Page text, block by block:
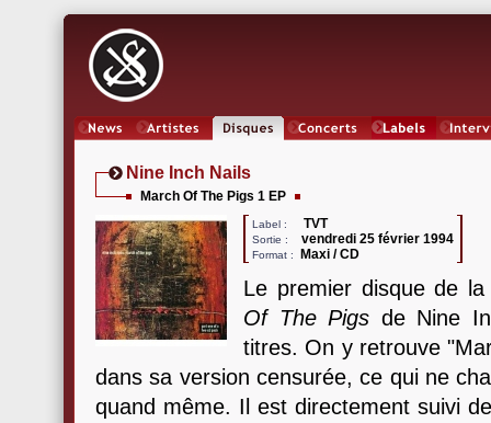
Nine Inch Nails
March Of The Pigs 1 EP
Label : TVT
Sortie : vendredi 25 février 1994
Format : Maxi / CD
Le premier disque de
Of The Pigs de Nine
titres. On y retrouve
dans sa version censurée, ce qui ne
quand même. Il est directement suivi